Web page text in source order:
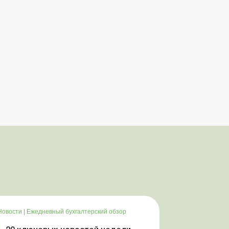
| Ежедневный бухгалтерский обзор